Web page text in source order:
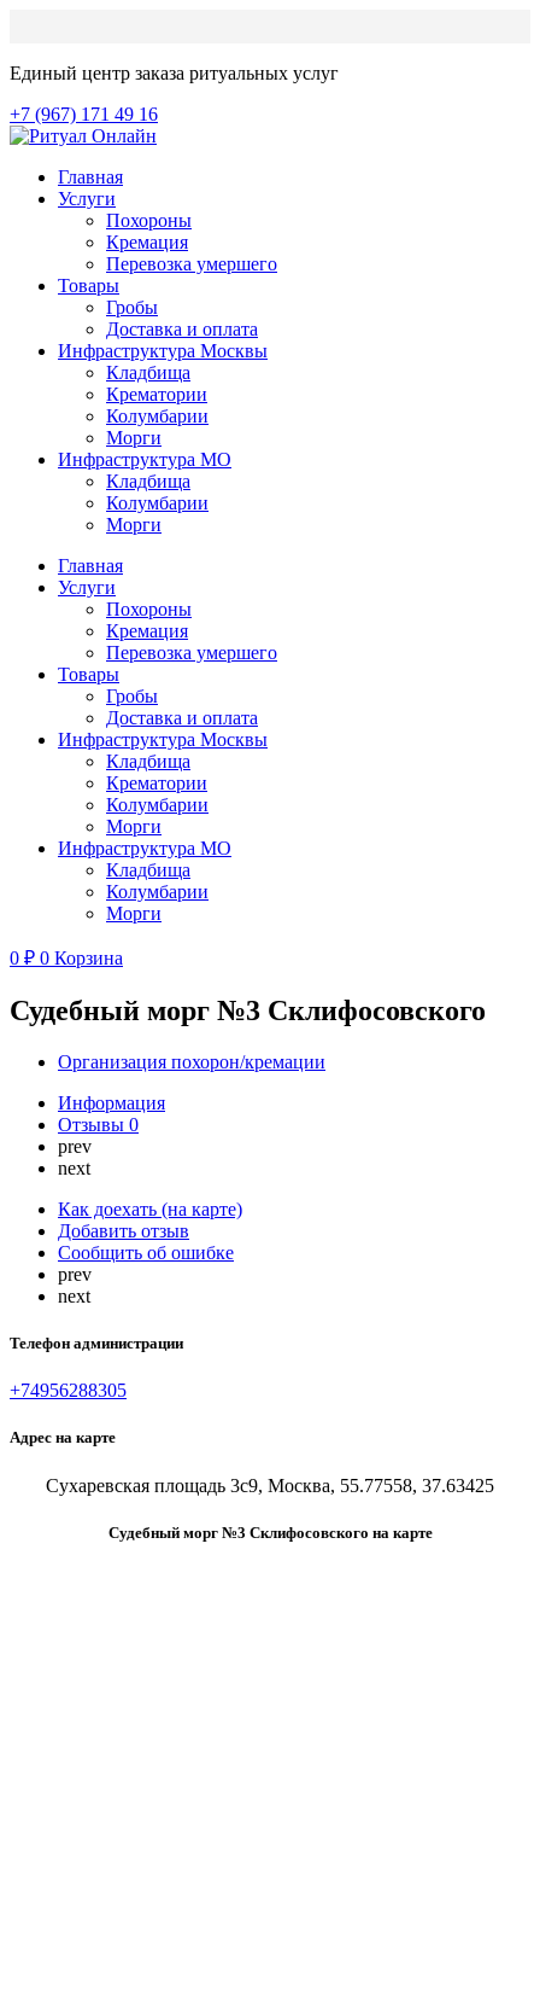
Единый центр заказа ритуальных услуг
+7 (967) 171 49 16
Главная
Услуги
Похороны
Кремация
Перевозка умершего
Товары
Гробы
Доставка и оплата
Инфраструктура Москвы
Кладбища
Крематории
Колумбарии
Морги
Инфраструктура МО
Кладбища
Колумбарии
Морги
Главная
Услуги
Похороны
Кремация
Перевозка умершего
Товары
Гробы
Доставка и оплата
Инфраструктура Москвы
Кладбища
Крематории
Колумбарии
Морги
Инфраструктура МО
Кладбища
Колумбарии
Морги
0 ₽ 0 Корзина
Судебный морг №3 Склифосовского
Организация похорон/кремации
Информация
Отзывы 0
prev
next
Как доехать (на карте)
Добавить отзыв
Сообщить об ошибке
prev
next
Телефон администрации
+74956288305
Адрес на карте
Сухаревская площадь 3с9, Москва, 55.77558, 37.63425
Судебный морг №3 Склифосовского на карте